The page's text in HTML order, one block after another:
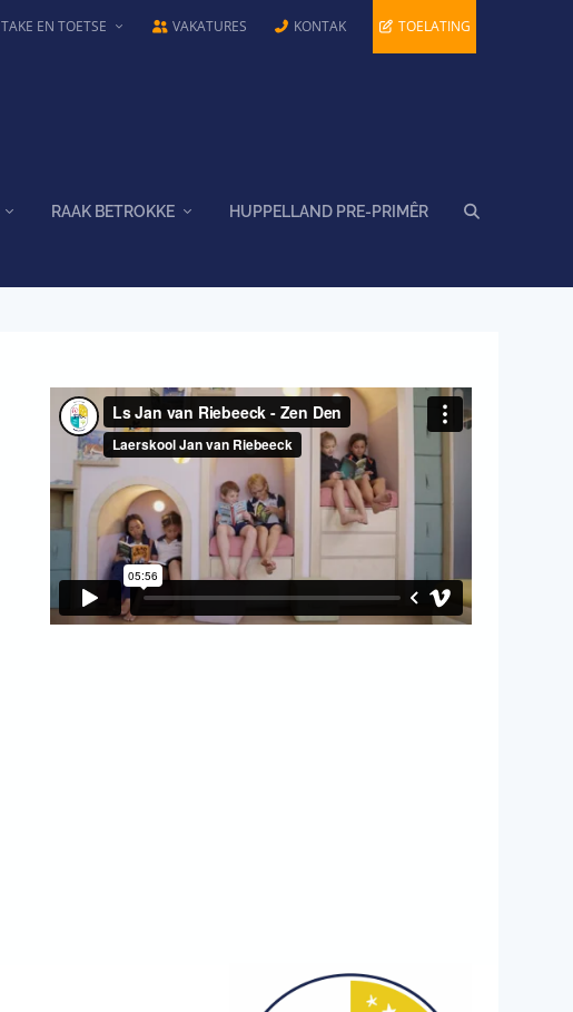
TAKE EN TOETSE VAKATURES KONTAK TOELATING
RAAK BETROKKE HUPPELLAND PRE-PRIMÊR